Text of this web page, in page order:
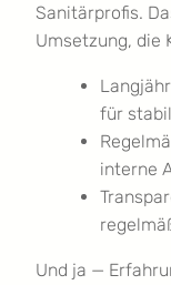
Sanitärprofis.
Umsetzung, die
für
interne
Und ja —